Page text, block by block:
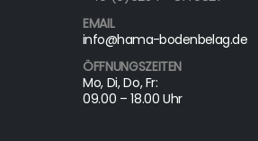
EMAIL
info@hama-bodenbelag.de
ÖFFNUNGSZEITEN
Mo, Di, Do, Fr:
09.00 – 18.00 Uhr